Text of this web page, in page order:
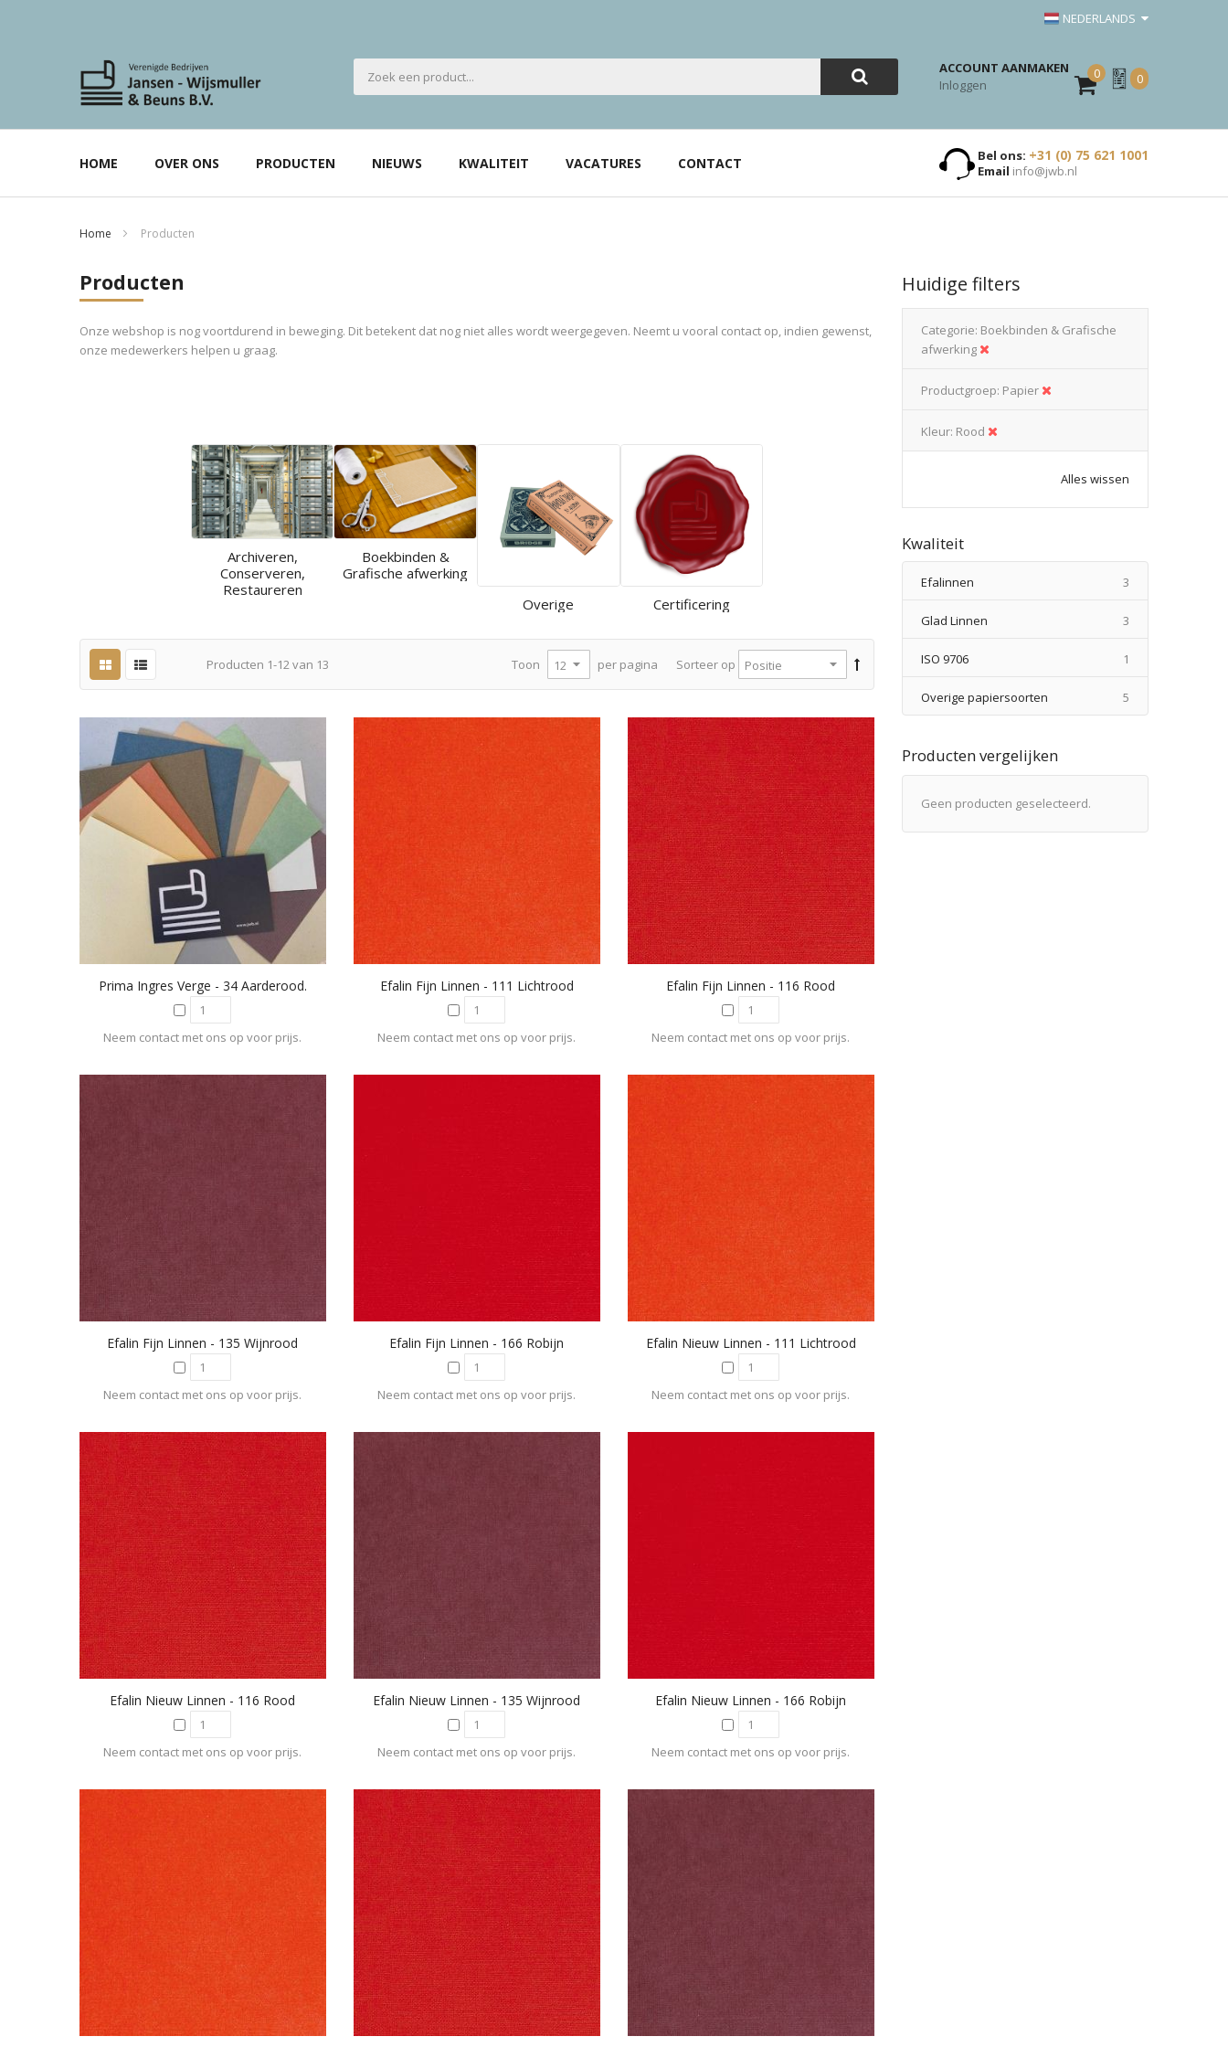
NEDERLANDS
ACCOUNT AANMAKEN
Inloggen
0
Mijn
Offerte
0
HOME OVER ONS PRODUCTEN NIEUWS KWALITEIT VACATURES CONTACT Bel ons: +31 (0) 75 621 1001
Email info@jwb.nl
Home Producten
Producten
Onze webshop is nog voortdurend in beweging. Dit betekent dat nog niet alles wordt weergegeven. Neemt u vooral contact op, indien gewenst,
onze medewerkers helpen u graag.
Archiveren,
Conserveren,
Restaureren
Boekbinden &
Grafische afwerking
Overige
Certificering
Producten 1-12van 13 Sorteer op
Toon per pagina
Prima Ingres Verge - 34 Aarderood.
Neem contact met ons op voor prijs.
Efalin Fijn Linnen - 111 Lichtrood
Neem contact met ons op voor prijs.
Efalin Fijn Linnen - 116 Rood
Neem contact met ons op voor prijs.
Efalin Fijn Linnen - 135 Wijnrood
Neem contact met ons op voor prijs.
Efalin Fijn Linnen - 166 Robijn
Neem contact met ons op voor prijs.
Efalin Nieuw Linnen - 111 Lichtrood
Neem contact met ons op voor prijs.
Efalin Nieuw Linnen - 116 Rood
Neem contact met ons op voor prijs.
Efalin Nieuw Linnen - 135 Wijnrood
Neem contact met ons op voor prijs.
Efalin Nieuw Linnen - 166 Robijn
Neem contact met ons op voor prijs.
Huidige filters
Categorie Boekbinden & Grafische
afwerking
Productgroep Papier
Kleur Rood
Alles wissen
Kwaliteit
Efalinnen 3
Glad Linnen 3
ISO 9706 1
Overige papiersoorten 5
Producten vergelijken
Geen producten geselecteerd.